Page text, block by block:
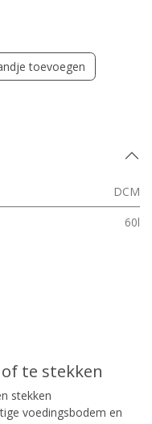
toevoegen
DCM
60l
te stekken
stekken
voedingsbodem en